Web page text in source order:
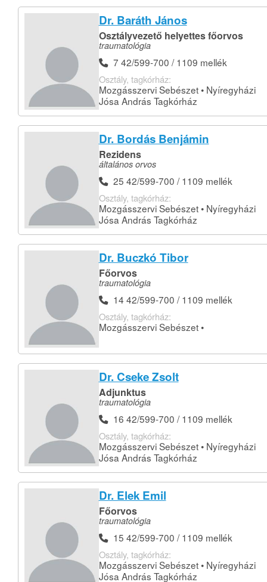
Dr. Baráth János
Osztályvezető helyettes főorvos
traumatológia
7 42/599-700 / 1109 mellék
Osztály, tagkórház:
Mozgásszervi Sebészet • Nyíregyházi
Jósa András Tagkórház
Dr. Bordás Benjámin
Rezidens
általános orvos
25 42/599-700 / 1109 mellék
Osztály, tagkórház:
Mozgásszervi Sebészet • Nyíregyházi
Jósa András Tagkórház
Dr. Buczkó Tibor
Főorvos
traumatológia
14 42/599-700 / 1109 mellék
Osztály, tagkórház:
Mozgásszervi Sebészet •
Dr. Cseke Zsolt
Adjunktus
traumatológia
16 42/599-700 / 1109 mellék
Osztály, tagkórház:
Mozgásszervi Sebészet • Nyíregyházi
Jósa András Tagkórház
Dr. Elek Emil
Főorvos
traumatológia
15 42/599-700 / 1109 mellék
Osztály, tagkórház:
Mozgásszervi Sebészet • Nyíregyházi
Jósa András Tagkórház